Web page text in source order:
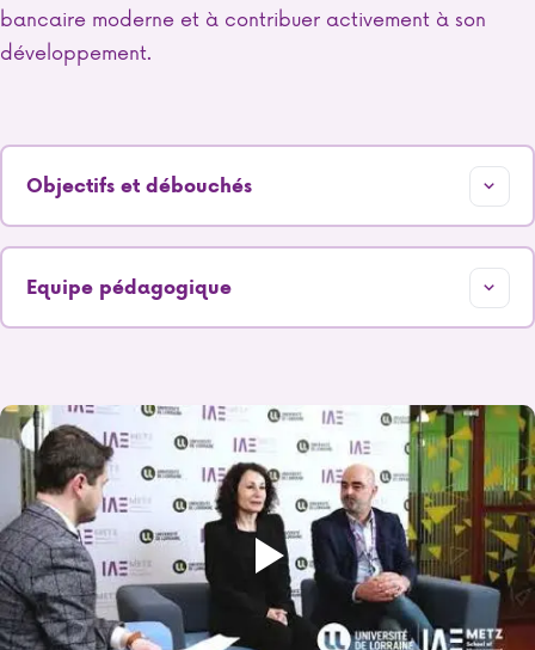
bancaire moderne et à contribuer activement à son
développement.
Objectifs et débouchés
Equipe pédagogique